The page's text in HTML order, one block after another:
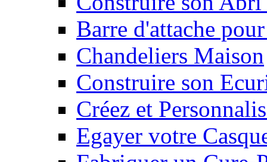
Barre d'attache
Chandeliers Maison
Construire son
Créez et
Egayer votre